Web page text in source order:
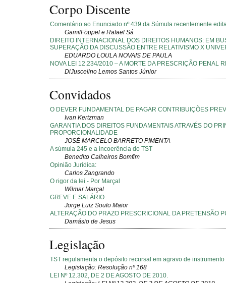
Corpo Discente
Comentário ao Enunciado nº 439 da Súmula recentemente
GamilFöppel e Rafael Sá
DIREITO INTERNACIONAL DOS DIREITOS HUMANOS: EM
SUPERAÇÃO DA DISCUSSÃO ENTRE RELATIVISMO X
EDUARDO LOULA NOVAIS DE PAULA
NOVA LEI 12.234/2010 – A MORTE DA PRESCRIÇÃO PENAL
DiJuscelino Lemos Santos Júnior
Convidados
O DEVER FUNDAMENTAL DE PAGAR CONTRIBUIÇÕES
Ivan Kertzman
GARANTIA DOS DIREITOS FUNDAMENTAIS ATRAVÉS DO
PROPORCIONALIDADE
JOSÉ MARCELO BARRETO PIMENTA
A súmula 245 e a incoerência do TST
Benedito Calheiros Bomfim
Opinião Jurídica:
Carlos Zangrando
O rigor da lei - Por Marçal
Wilmar Marçal
GREVE E SALÁRIO
Jorge Luiz Souto Maior
ALTERAÇÃO DO PRAZO PRESCRICIONAL DA PRETENSÃO
Damásio de Jesus
Legislação
TST regulamenta o depósito recursal em agravo de instrumento
Legislação: Resolução nº 168
LEI Nº 12.302, DE 2 DE AGOSTO DE 2010.